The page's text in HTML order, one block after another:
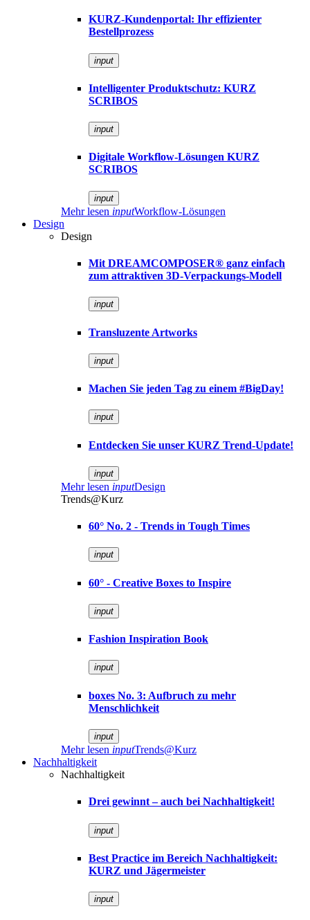
KURZ-Kundenportal: Ihr effizienter
Bestellprozess
input
Intelligenter Produktschutz: KURZ
SCRIBOS
input
Digitale Workflow-Lösungen KURZ
SCRIBOS
input
Mehr lesen inputWorkflow-Lösungen
Design
Design
Mit DREAMCOMPOSER® ganz einfach
zum attraktiven 3D-Verpackungs-Modell
input
Transluzente Artworks
input
Machen Sie jeden Tag zu einem #BigDay!
input
Entdecken Sie unser KURZ Trend-Update!
input
Mehr lesen inputDesign
Trends@Kurz
60° No. 2 - Trends in Tough Times
input
60° - Creative Boxes to Inspire
input
Fashion Inspiration Book
input
boxes No. 3: Aufbruch zu mehr
Menschlichkeit
input
Mehr lesen inputTrends@Kurz
Nachhaltigkeit
Nachhaltigkeit
Drei gewinnt – auch bei Nachhaltigkeit!
input
Best Practice im Bereich Nachhaltigkeit:
KURZ und Jägermeister
input